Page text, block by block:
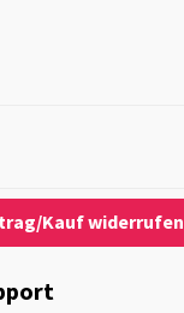
Kauf widerrufen